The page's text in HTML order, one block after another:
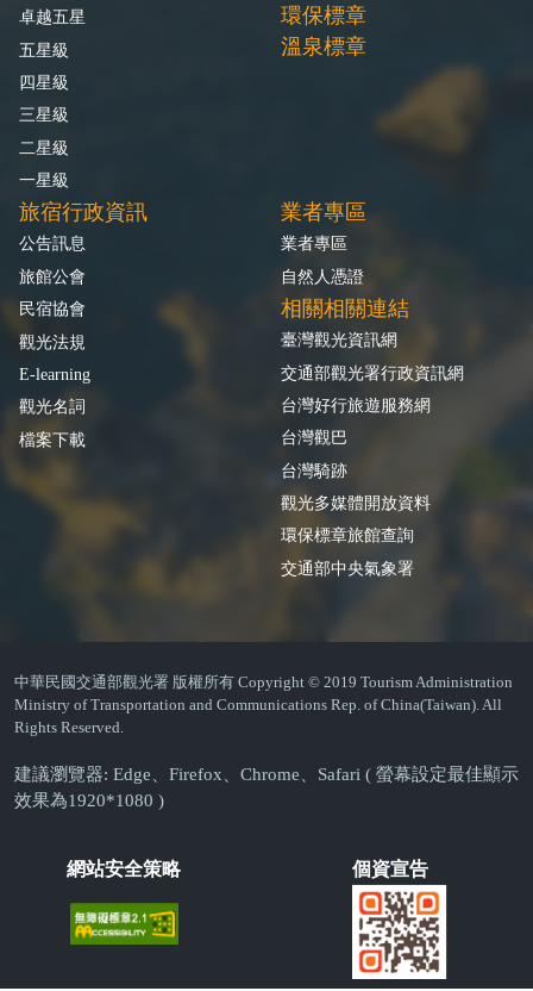
卓越五星
五星級
四星級
三星級
二星級
一星級
環保標章
溫泉標章
旅宿行政資訊
公告訊息
旅館公會
民宿協會
觀光法規
E-learning
觀光名詞
檔案下載
業者專區
業者專區
自然人憑證
相關相關連結
臺灣觀光資訊網
交通部觀光署行政資訊網
台灣好行旅遊服務網
台灣觀巴
台灣騎跡
觀光多媒體開放資料
環保標章旅館查詢
交通部中央氣象署
中華民國交通部觀光署 版權所有 Copyright © 2019 Tourism Administration
Ministry of Transportation and Communications Rep. of China(Taiwan). All
Rights Reserved.
建議瀏覽器: Edge、Firefox、Chrome、Safari ( 螢幕設定最佳顯示
效果為1920*1080 )
網站安全策略 個資宣告